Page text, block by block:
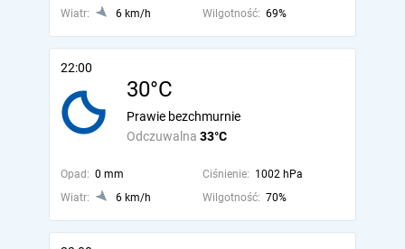
Wiatr:
6 km/h Wilgotność: 69%
22:00
30°C
Odczuwalna 33°C
Prawie bezchmurnie
Opad: 0 mm Ciśnienie: 1002 hPa
Wiatr:
6 km/h Wilgotność: 70%